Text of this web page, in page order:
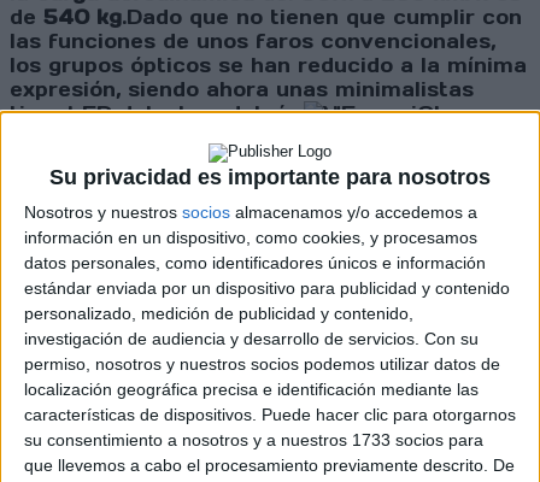
Su privacidad es importante para nosotros
Nosotros y nuestros socios almacenamos y/o accedemos a
información en un dispositivo, como cookies, y procesamos
datos personales, como identificadores únicos e información
estándar enviada por un dispositivo para publicidad y contenido
personalizado, medición de publicidad y contenido,
investigación de audiencia y desarrollo de servicios. Con su
permiso, nosotros y nuestros socios podemos utilizar datos de
localización geográfica precisa e identificación mediante las
características de dispositivos. Puede hacer clic para otorgarnos
su consentimiento a nosotros y a nuestros 1733 socios para
que llevemos a cabo el procesamiento previamente descrito. De
de 540 kg.Dado que no tienen que cumplir con
las funciones de unos faros convencionales,
los grupos ópticos se han reducido a la mínima
expresión, siendo ahora unas minimalistas
tiras LED delante y detrás.
Otro
elemento a tener en cuenta son las ruedas, y
más que por sus llantas monotuerca, por sus
neumáticos. Desarrollados por Pirelli en
exclusiva para este coche, puedenmedir
aceleraciones laterales, longitudinales y
radiales, además de presión y temperatura.
Una información muy útil cuando se trata de
mejorar al máximo los tiempos en un
circuito.Porque ese será el terreno de los FXX
K, los circuitos. Tan solo unos pocos
afortunados podrán ponerse a los mandos de
unos de ellos (no se sabe todavía cuantos
harán) a través delprograma Corse Clienti XX
para disputar un campeonato privado que los
llevará a recorrer los mejores circuitos del